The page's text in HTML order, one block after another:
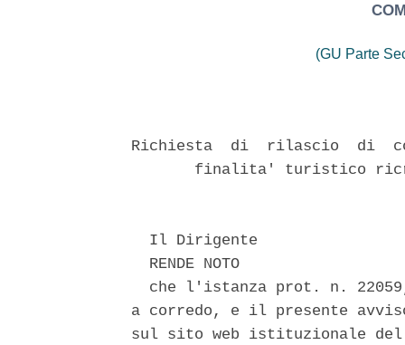
(GU Parte
Richiesta  di  rilascio  di
finalita' turistico
  Il Dirigente
  RENDE NOTO
che l'istanza prot. n.
a corredo, e il presente
sul sito web istituzionale del